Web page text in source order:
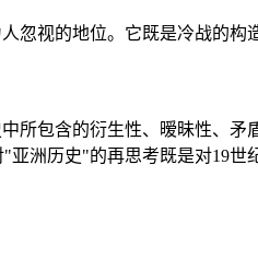
忽视的地位。它既是冷战的
所包含的衍生性、暧昧性、
洲历史"的再思考既是对19